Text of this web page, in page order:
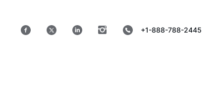
+1-888-788-2445